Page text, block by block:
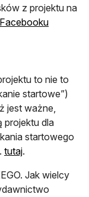
z projektu na
Facebooku
to nie to
startowe”)
jest ważne,
projektu dla
startowego
tutajotwiera się w
.
Jak wielcy